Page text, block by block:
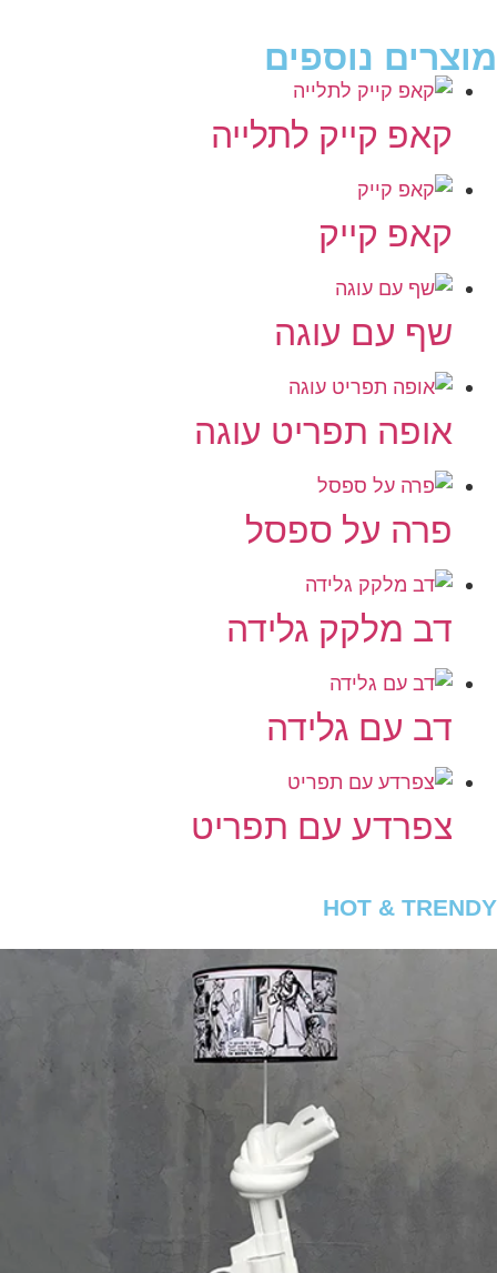
מוצרים נוספים
קאפ קייק לתלייה
קאפ קייק
שף עם עוגה
אופה תפריט עוגה
פרה על ספסל
דב מלקק גלידה
דב עם גלידה
צפרדע עם תפריט
HOT & TRENDY